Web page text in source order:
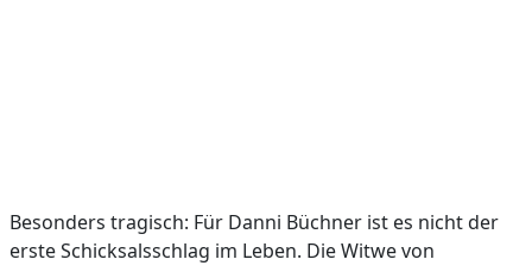
Besonders tragisch: Für Danni Büchner ist es nicht der
erste Schicksalsschlag im Leben. Die Witwe von